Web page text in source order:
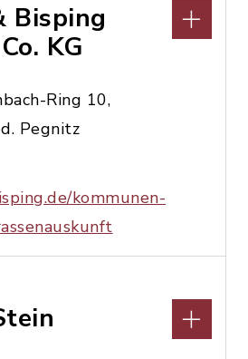
Bisping
KG
Ring 10,
Pegnitz
kommunen-